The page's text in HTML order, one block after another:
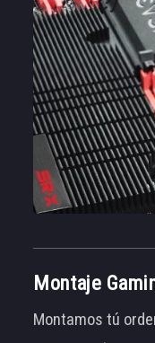
Montaje
Montamos tú